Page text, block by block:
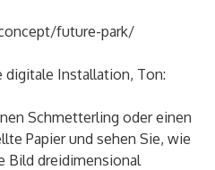
future-park/
digitale Installation, Ton:
Schmetterling oder einen
Papier und sehen Sie, wie
Bild dreidimensional